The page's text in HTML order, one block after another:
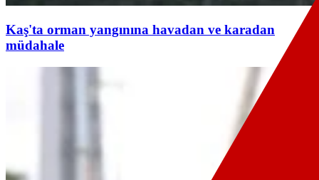
Kaş'ta orman yangınına havadan ve karadan
müdahale